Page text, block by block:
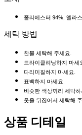
폴리에스터 94%, 엘라
세탁 방법
찬물 세탁해 주세요.
드라이클리닝하지 마세
다리미질하지 마세요.
표백하지 마세요.
비슷한 색상끼리 세탁하
옷을 뒤집어서 세탁해 주
상품 디테일